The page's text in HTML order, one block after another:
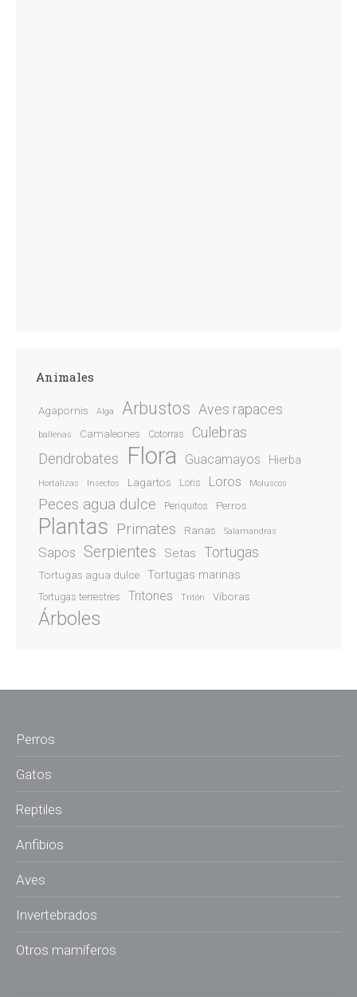
Animales
Agapornis Alga Arbustos Aves rapaces
ballenas Camaleones Cotorras Culebras
Dendrobates Flora Guacamayos Hierba
Hortalizas Insectos Lagartos Loris Loros Moluscos
Peces agua dulce Periquitos Perros
Plantas Primates Ranas Salamandras
Sapos Serpientes Setas Tortugas
Tortugas agua dulce Tortugas marinas
Tortugas terrestres Tritones Tritón Víboras
Árboles
Perros
Gatos
Reptiles
Anfibios
Aves
Invertebrados
Otros mamíferos